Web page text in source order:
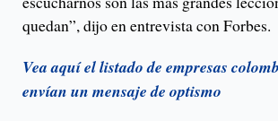
quedan”, dijo en entrevista con Forbes.
Vea aquí el listado de empresas
envían un mensaje de optismo